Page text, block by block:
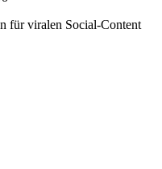
für viralen Social-Content